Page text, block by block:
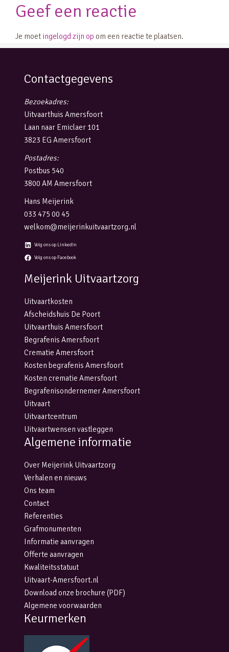
Geef een reactie
Je moet ingelogd zijn op om een reactie te plaatsen.
Contactgegevens
Bezoekadres:
Uitvaarthuis Amersfoort
Laan naar Emiclaer 101
3823 EG Amersfoort
Postadres:
Postbus 540
3800 AM Amersfoort
Hans Meijerink
033 475 00 45
welkom@meijerinkuitvaartzorg.nl
Volg ons op LinkedIn
Volg ons op Facebook
Meijerink Uitvaartzorg
Uitvaartkosten
Afscheidshuis De Poort
Uitvaarthuis Amersfoort
Begrafenis Amersfoort
Crematie Amersfoort
Kosten begrafenis Amersfoort
Kosten crematie Amersfoort
Begrafenisondernemer Amersfoort
Uitvaart
Uitvaartcentrum
Uitvaartwensen vastleggen
Algemene informatie
Over Meijerink Uitvaartzorg
Verhalen en nieuws
Ons team
Contact
Referenties
Grafmonumenten
Informatie aanvragen
Offerte aanvragen
Kwaliteitsstatuut
Uitvaart-Amersfoort.nl
Download onze brochure (PDF)
Algemene voorwaarden
Keurmerken